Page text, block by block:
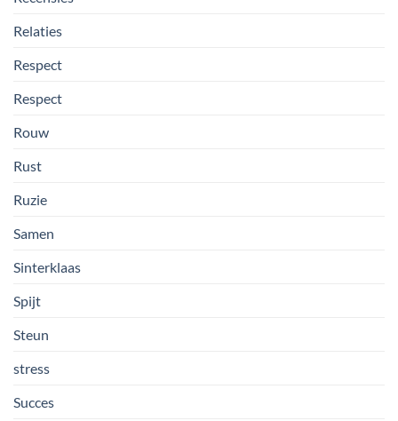
Relaties
Respect
Respect
Rouw
Rust
Ruzie
Samen
Sinterklaas
Spijt
Steun
stress
Succes